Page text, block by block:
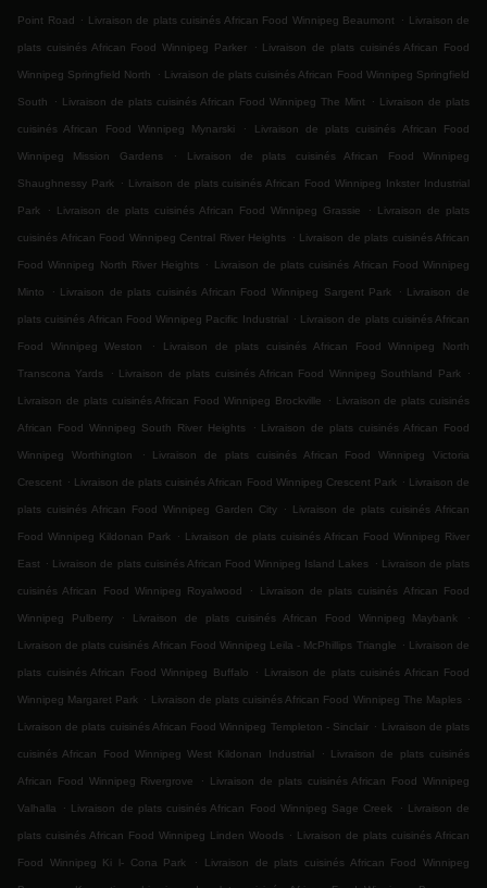
Point Road . Livraison de plats cuisinés African Food Winnipeg Beaumont . Livraison de
plats cuisinés African Food Winnipeg Parker . Livraison de plats cuisinés African Food
Winnipeg Springfield North . Livraison de plats cuisinés African Food Winnipeg Springfield
South . Livraison de plats cuisinés African Food Winnipeg The Mint . Livraison de plats
cuisinés African Food Winnipeg Mynarski . Livraison de plats cuisinés African Food
Winnipeg Mission Gardens . Livraison de plats cuisinés African Food Winnipeg
Shaughnessy Park . Livraison de plats cuisinés African Food Winnipeg Inkster Industrial
Park . Livraison de plats cuisinés African Food Winnipeg Grassie . Livraison de plats
cuisinés African Food Winnipeg Central River Heights . Livraison de plats cuisinés African
Food Winnipeg North River Heights . Livraison de plats cuisinés African Food Winnipeg
Minto . Livraison de plats cuisinés African Food Winnipeg Sargent Park . Livraison de
plats cuisinés African Food Winnipeg Pacific Industrial . Livraison de plats cuisinés African
Food Winnipeg Weston . Livraison de plats cuisinés African Food Winnipeg North
Transcona Yards . Livraison de plats cuisinés African Food Winnipeg Southland Park .
Livraison de plats cuisinés African Food Winnipeg Brockville . Livraison de plats cuisinés
African Food Winnipeg South River Heights . Livraison de plats cuisinés African Food
Winnipeg Worthington . Livraison de plats cuisinés African Food Winnipeg Victoria
Crescent . Livraison de plats cuisinés African Food Winnipeg Crescent Park . Livraison de
plats cuisinés African Food Winnipeg Garden City . Livraison de plats cuisinés African
Food Winnipeg Kildonan Park . Livraison de plats cuisinés African Food Winnipeg River
East . Livraison de plats cuisinés African Food Winnipeg Island Lakes . Livraison de plats
cuisinés African Food Winnipeg Royalwood . Livraison de plats cuisinés African Food
Winnipeg Pulberry . Livraison de plats cuisinés African Food Winnipeg Maybank .
Livraison de plats cuisinés African Food Winnipeg Leila - McPhillips Triangle . Livraison de
plats cuisinés African Food Winnipeg Buffalo . Livraison de plats cuisinés African Food
Winnipeg Margaret Park . Livraison de plats cuisinés African Food Winnipeg The Maples .
Livraison de plats cuisinés African Food Winnipeg Templeton - Sinclair . Livraison de plats
cuisinés African Food Winnipeg West Kildonan Industrial . Livraison de plats cuisinés
African Food Winnipeg Rivergrove . Livraison de plats cuisinés African Food Winnipeg
Valhalla . Livraison de plats cuisinés African Food Winnipeg Sage Creek . Livraison de
plats cuisinés African Food Winnipeg Linden Woods . Livraison de plats cuisinés African
Food Winnipeg Ki l- Cona Park . Livraison de plats cuisinés African Food Winnipeg